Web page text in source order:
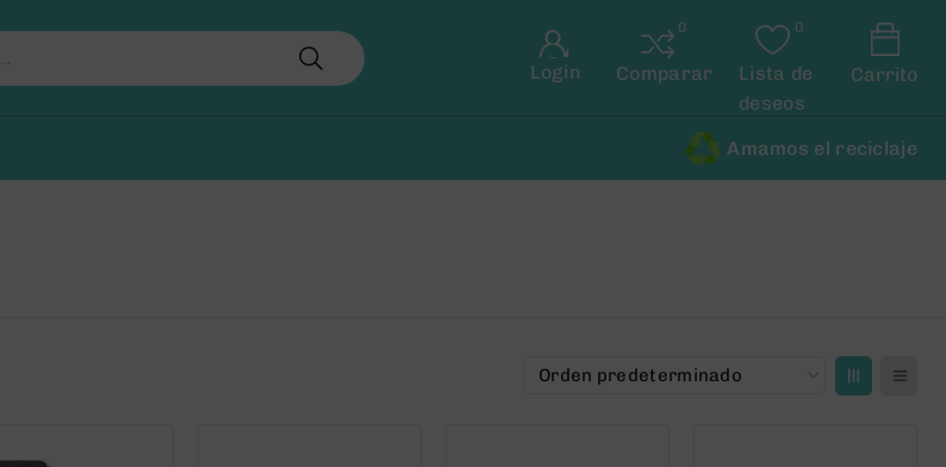
Login Comparar
Lista de
deseos
Carrito
Amamos el reciclaje